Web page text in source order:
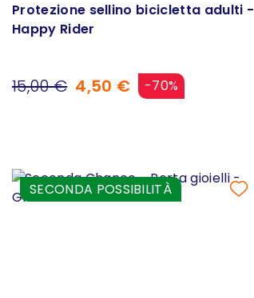
Protezione sellino bicicletta adulti -
Happy Rider
15,00 € 4,50 € -70%
SECONDA POSSIBILITÀ